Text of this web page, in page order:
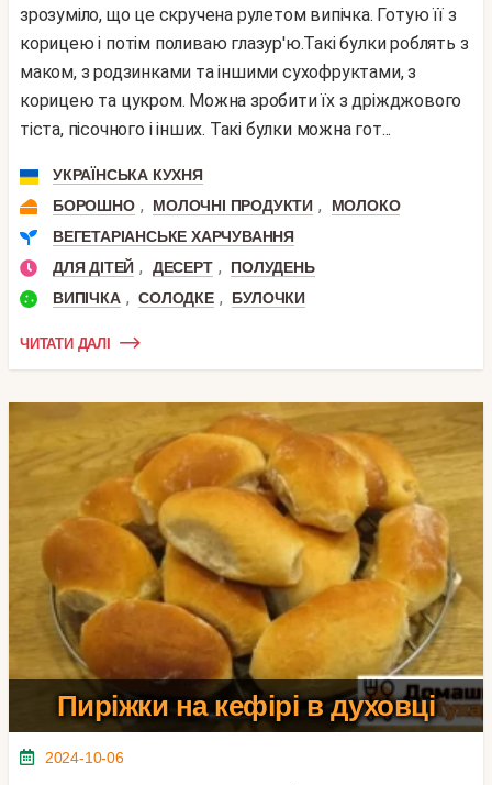
зрозуміло, що це скручена рулетом випічка. Готую її з
корицею і потім поливаю глазур'ю.Такі булки роблять з
маком, з родзинками та іншими сухофруктами, з
корицею та цукром. Можна зробити їх з дріжджового
тіста, пісочного і інших. Такі булки можна гот...
УКРАЇНСЬКА КУХНЯ
БОРОШНО , МОЛОЧНІ ПРОДУКТИ ,
МОЛОКО
ВЕГЕТАРІАНСЬКЕ ХАРЧУВАННЯ
ДЛЯ ДІТЕЙ , ДЕСЕРТ ,
ПОЛУДЕНЬ
ВИПІЧКА , СОЛОДКЕ , БУЛОЧКИ
ЧИТАТИ ДАЛІ
Пиріжки на кефірі в духовці
2024-10-06